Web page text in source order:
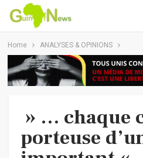
Home ANALYSES & OPINIONS
» … chaque
porteuse